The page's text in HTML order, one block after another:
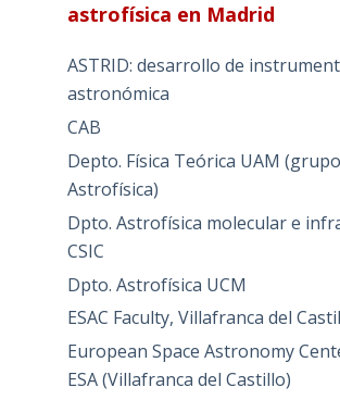
astrofísica en Madrid
ASTRID: desarrollo de
astronómica
CAB
Depto. Física Teórica UAM (grupo
Astrofísica)
Dpto. Astrofísica molecular e
CSIC
Dpto. Astrofísica UCM
ESAC Faculty, Villafranca del
European Space Astronomy
ESA (Villafranca del Castillo)